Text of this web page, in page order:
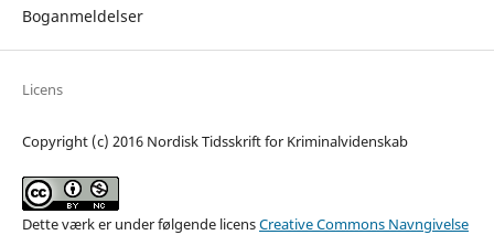
Boganmeldelser
Licens
Copyright (c) 2016 Nordisk Tidsskrift for Kriminalvidenskab
Dette værk er under følgende licensCreative Commons Navngivelse